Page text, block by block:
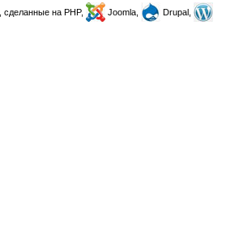
, сделанные на PHP, Joomla,
Drupal,